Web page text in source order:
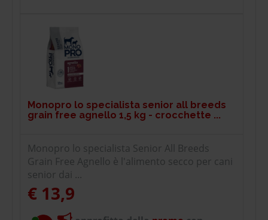
Monopro lo specialista senior all breeds
grain free agnello 1,5 kg - crocchette ...
Monopro lo specialista Senior All Breeds
Grain Free Agnello è l'alimento secco per cani
senior dai ...
€ 13,9